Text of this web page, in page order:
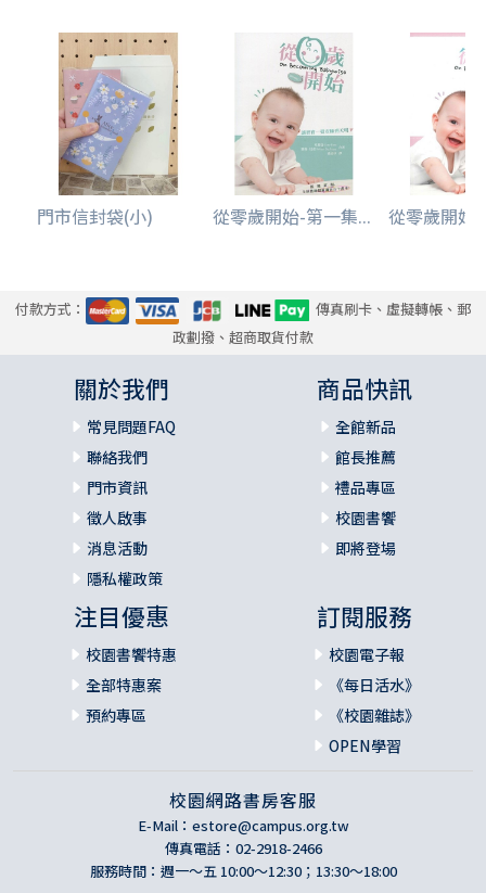
門市信封袋(小) 從零歲開始-第一集... 從零歲開始
付款方式：
傳真刷卡、虛擬轉帳、郵
政劃撥、超商取貨付款
關於我們
常見問題FAQ
聯絡我們
門市資訊
徵人啟事
消息活動
隱私權政策
商品快訊
全館新品
館長推薦
禮品專區
校園書饗
即將登場
注目優惠
校園書饗特惠
全部特惠案
預約專區
訂閱服務
校園電子報
《每日活水》
《校園雜誌》
OPEN學習
校園網路書房客服
E-Mail： estore@campus.org.tw
傳真電話：02-2918-2466
服務時間：週一～五 10:00～12:30；13:30～18:00